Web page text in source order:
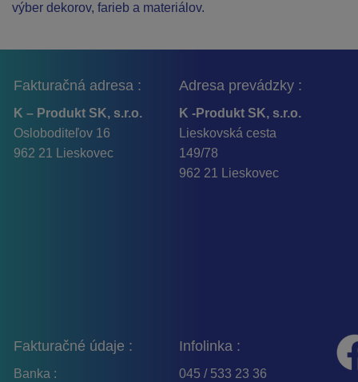
výber dekorov, farieb a materiálov.
Fakturačná adresa :
K – Produkt SK, s.r.o.
Osloboditeľov 16
962 21 Lieskovec
Adresa prevádzky :
K -Produkt SK, s.r.o.
Lieskovská cesta
149/78
962 21 Lieskovec
Fakturačné údaje :
Banka :
Infolinka :
045 / 533 23 36